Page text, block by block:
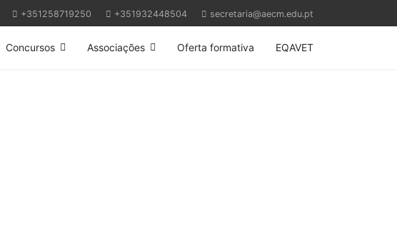
+351258719250 +351932448504 secretaria@aecm.edu.pt
Concursos Associações Oferta formativa EQAVET